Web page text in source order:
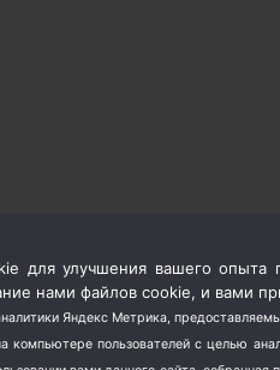
для улучшения вашего опыта
нами файлов cookie, и вами
Яндекс Метрика,
пользователей с целью